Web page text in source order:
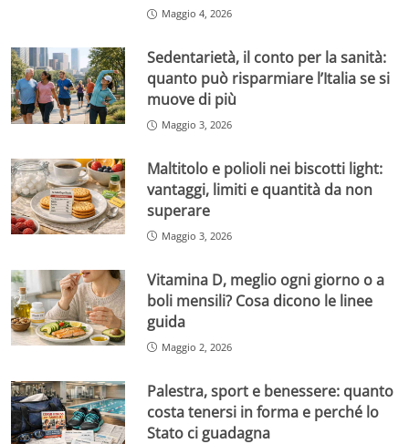
Maggio 4, 2026
Sedentarietà, il conto per la sanità:
quanto può risparmiare l’Italia se si
muove di più
Maggio 3, 2026
Maltitolo e polioli nei biscotti light:
vantaggi, limiti e quantità da non
superare
Maggio 3, 2026
Vitamina D, meglio ogni giorno o a
boli mensili? Cosa dicono le linee
guida
Maggio 2, 2026
Palestra, sport e benessere: quanto
costa tenersi in forma e perché lo
Stato ci guadagna